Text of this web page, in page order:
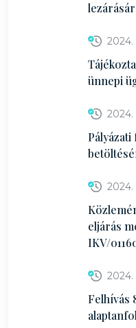
ünnepi
eljárás
IKV/
2024.
Felhívás